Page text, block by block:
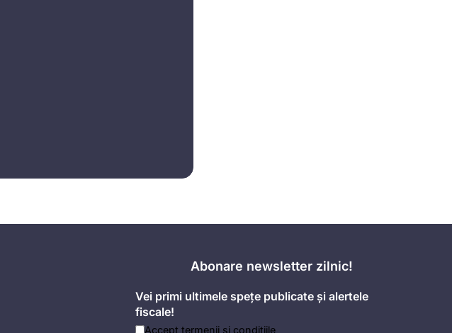
Abonare newsletter zilnic!
Vei primi ultimele spețe publicate și alertele
fiscale!
Accept termenii și condițiile